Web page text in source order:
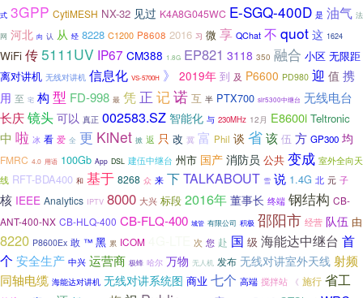
式 3GPP CytiMESH NX-32 见过 K4A8G045WC E-SGQ-400D 是 油气 法
网 河北 向 认 从 经 8228 C1200 P8608 2016 习 微 享 QChat 不 quot 这 1624
WiFi 传5111UV IP67 CM388 1.8G EP821 3118 350 融合 小区 无限距
离对讲机 无线对讲机 信息化 VS-5700H 》 2019年 到 及 P6600 PD980 迎 值 携
用 至 宅 构 型 FD-998 最 凭 正 记诺 互 半 PTX700 slr5300中继台 无线电台
长庆镜头 可以 真正 002583.SZ 智能化 与 230MHz 12月 E8600i Teltronic
中 啦 冰 看 爱 全 更 KiNet 掀 返 只 改 冀 富 Phil 谈 省该 伍 方 GP300 均
FMRC 4.0 用语 100Gb App DSL 建伍中继台 州市 国产 消防员 公共 变成 室外全向天
线 RFT-BDA400 和 基于 8268 众 来 下TALKABOUT 雪 说 1.4G 北 元 子
核 IEEE Analytics IPTV 8000 大兴 标段 2016年 董事长 终端 钢结构 CB-
ANT-400-NX CB-HLQ-400 CB-FLQ-400 城管 有限公司 积极 邵阳市 经营 队伍 由
8220 P8600Ex 敢 ™ 黑 累 ICOM 次 您 赴 国 级 海能达中继台 首
个 安全生产 中兴 运营商 极蜂 哈尔 万物 无人机 发布 无线对讲室外天线 射频
同轴电缆 海能达对讲机 无线对讲系统图 商业 七个 高端 搅拌站 《 施行 省工